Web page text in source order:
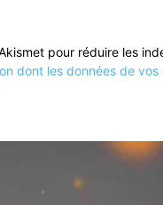
pour réduire les
dont les données de